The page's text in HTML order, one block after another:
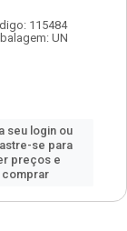
115484
UN
seu login ou
se para
preços e
comprar